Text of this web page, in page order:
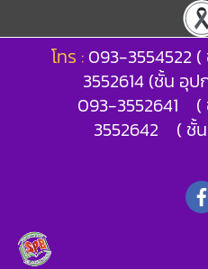
โทร : 093-3554522
3552614 (ชั้น อุ
093-3552641
3552642 ( ชั้